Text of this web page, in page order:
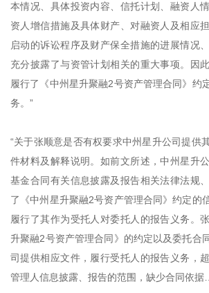
本情况、具体投资内容、信托计划、融资人
资人增信措施及具体财产、对融资人及相应
启动的诉讼程序及财产保全措施的进展情况
充分披露了与资管计划相关的重大事项。因
履行了《中州星升聚融2号资产管理合同》约
务。”
“关于张顺意是否有权要求中州星升公司提供
件材料及解释说明。如前文所述，中州星升
基金合同有关信息披露及报告相关法律法规
了《中州星升聚融2号资产管理合同》约定的
履行了其作为受托人对委托人的报告义务。
升聚融2号资产管理合同》的约定以及委托合
司提供相应文件，履行受托人的报告义务，
管理人信息披露、报告的范围，缺少合同依